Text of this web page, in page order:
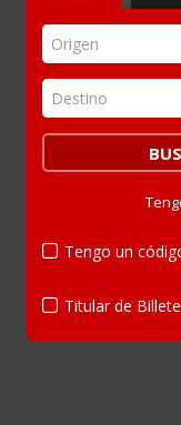
Origen
Destino
Tengo un
Titular de